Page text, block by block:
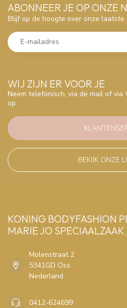
WIJ ZIJN ER VOOR JE
Neem telefonisch, via de mail of
op
BEKIJK ONZE
ABONNEER JE OP ONZE
Blijf op de hoogte over onze laatste
KONING BODYFASHION
MARIE JO SPECIAALZAAK
Molenstraat 2
5341GD Oss
Nederland
0412-624699